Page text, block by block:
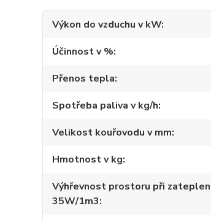
Výkon do vzduchu v kW
Účinnost v %
Přenos tepla
Spotřeba paliva v kg/h
Velikost kouřovodu v mm
Hmotnost v kg
Výhřevnost prostoru při
35W/1m3